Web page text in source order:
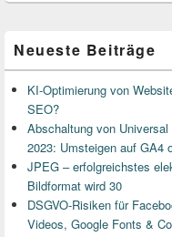
Neueste Beiträge
KI-Optimierung von
SEO?
Abschaltung von
2023: Umsteigen auf GA4
JPEG – erfolgreichstes
Bildformat wird 30
DSGVO-Risiken für
Videos, Google Fonts &